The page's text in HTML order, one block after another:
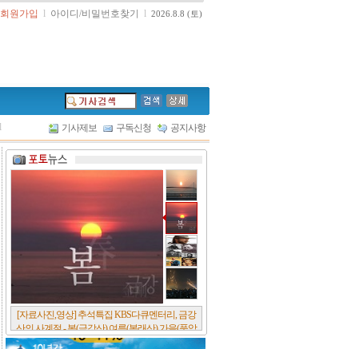
회원가입 l 아이디/비밀번호찾기 l 2026.8.8 (토)
l 기사제보 구독신청 공지사항
[자료사진,영상] 추석특집 KBS다큐멘터리, 금강
산의 사계절 - 봄(금강산),여름(봉래산),가을(풍악
산),겨울(개골산).. 유네스코 는 지난 7월 금강산을